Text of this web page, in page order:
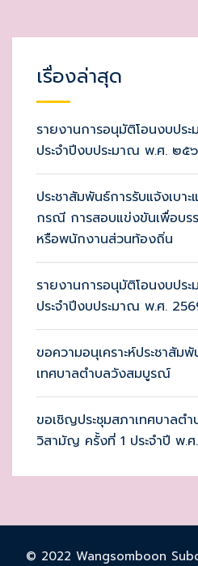
เรื่องล่าสุด
รายงานการอนุมัติโอนงบปร
ประจำปีงบประมาณ พ.ศ. ๒๕
ประชาสัมพันธ์การรับแจ้งเบา
กรณี การสอบแข่งขันเพื่อบร
หรือพนักงานส่วนท้องถิ่น
รายงานการอนุมัติโอนงบปร
ประจำปีงบประมาณ พ.ศ.
ขอความอนุเคราะห์ประชาสัม
เทศบาลตำบลวังสมบูรณ์
ขอเชิญประชุมสภาเทศบาล
วิสามัญ ครั้งที่ 1 ประจำปี พ.
© 2022 Wangsomboon